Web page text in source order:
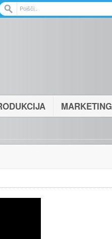
MARKETING